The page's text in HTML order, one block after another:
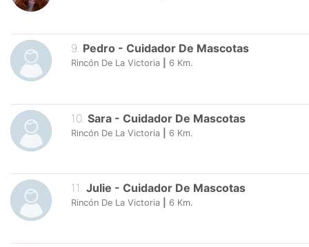
9. Pedro - Cuidador De Mascotas
Rincón De La Victoria 6 Km.
10. Sara - Cuidador De Mascotas
Rincón De La Victoria 6 Km.
11 Julie - Cuidador De Mascotas
Rincón De La Victoria 6 Km.